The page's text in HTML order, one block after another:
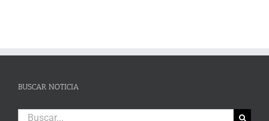
BUSCAR NOTICIA
Buscar: